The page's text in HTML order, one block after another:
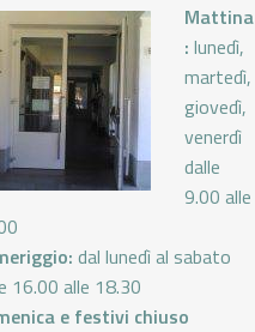
Mattina
: lunedì,
martedì,
giovedì,
venerdì
dalle
9.00 alle
dal lunedì al sabato
16.00 alle 18.30
e festivi chiuso